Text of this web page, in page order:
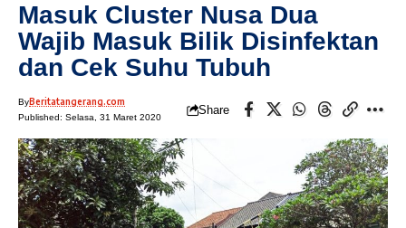
Masuk Cluster Nusa Dua
Wajib Masuk Bilik Disinfektan
dan Cek Suhu Tubuh
ByBeritatangerang.com
Published: Selasa, 31 Maret 2020
Share